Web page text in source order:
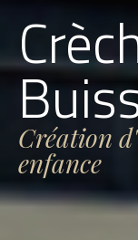
Création
enfance